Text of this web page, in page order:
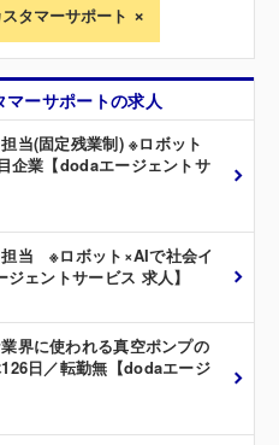
タマーサポート
ーサポートの求人
当(固定残業制) ※ロボット
企業【dodaエージェントサ
担当 ※ロボット×AIで社会イ
ェントサービス 求人】
界に使われる真空ポンプの
日／転勤無【dodaエージ